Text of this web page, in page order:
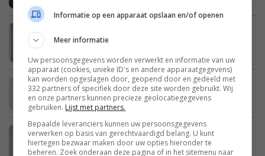
bleek dat we enorme schulden hebben”
Erica: “Mijn zus is een enorme
opschepster”
Britt: “Ik heb schurft bij mijn
schoonouders opgelopen”
Informatie op een apparaat opslaan en/of openen
Meer informatie
Uw persoonsgegevens worden verwerkt en informatie van uw
apparaat (cookies, unieke ID's en andere apparaatgegevens)
kan worden opgeslagen door, geopend door en gedeeld met
332 partners of specifiek door deze site worden gebruikt. Wij
en onze partners kunnen precieze geolocatiegegevens
gebruiken. Lijst met partners.
Bepaalde leveranciers kunnen uw persoonsgegevens
verwerken op basis van gerechtvaardigd belang. U kunt
hiertegen bezwaar maken door uw opties hieronder te
beheren. Zoek onderaan deze pagina of in het sitemenu naar